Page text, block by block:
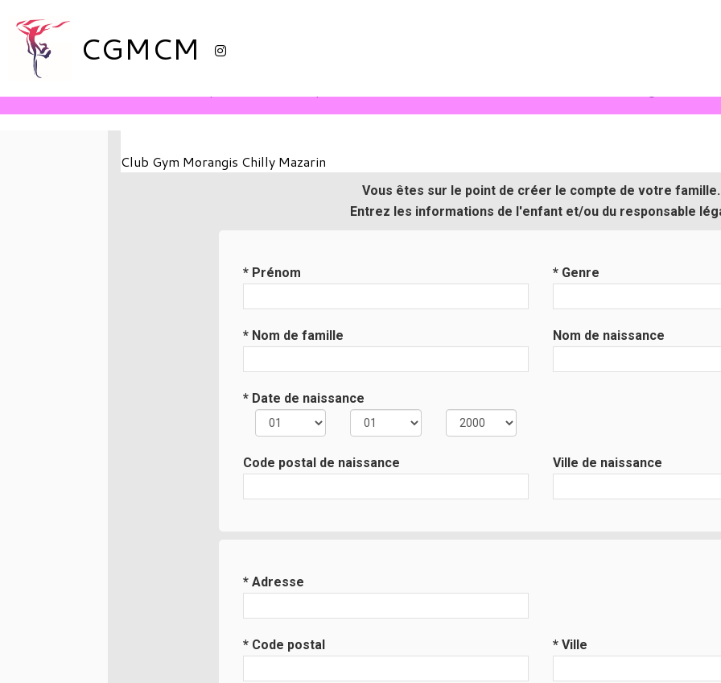
CGMCM
Club Gym Morangis Chilly Mazarin
Vous êtes sur le point de créer le compte de votre famille.
Entrez les informations de l'enfant et/ou du responsable
* Prénom * Genre
* Nom de famille Nom de naissance
* Date de naissance
Code postal de naissance Ville de naissance
* Adresse
* Code postal * Ville